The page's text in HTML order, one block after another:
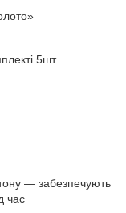
5шт.
— забезпечують
час